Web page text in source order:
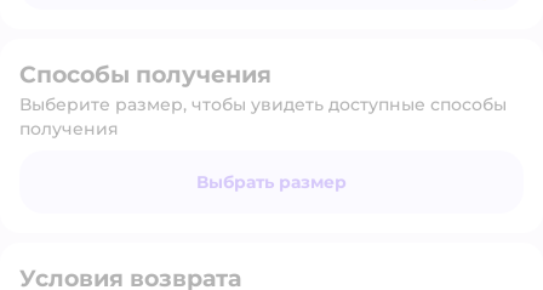
Способы получения
Выберите размер, чтобы увидеть доступные способы
получения
Выбрать размер
Условия возврата